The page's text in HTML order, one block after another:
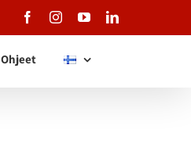
FacebookInstagramYouTubeLinkedIn
Ohjeet